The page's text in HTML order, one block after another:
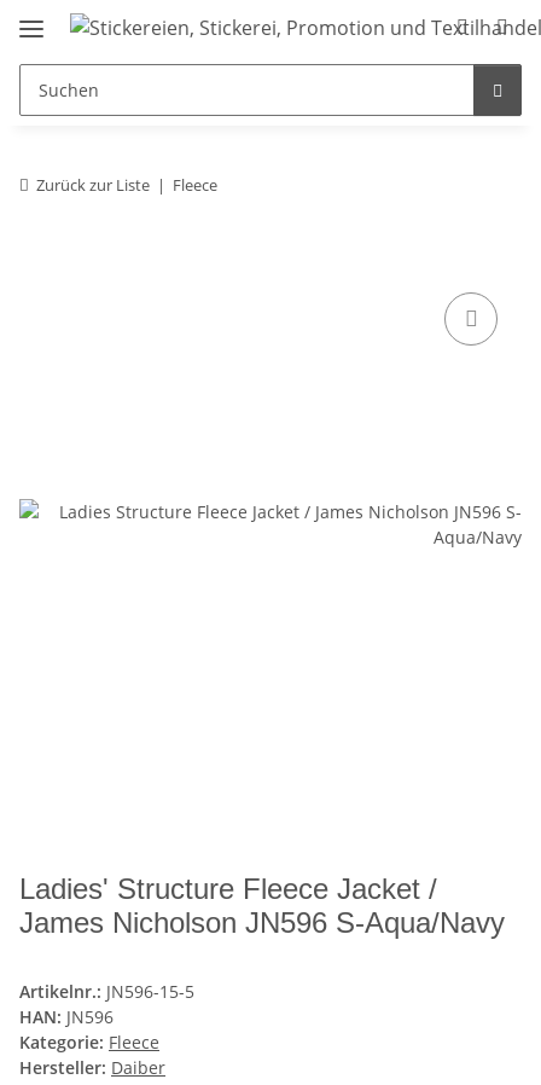
Zurück zur Liste Fleece
Ladies' Structure Fleece Jacket /
James Nicholson JN596 S-Aqua/Navy
Artikelnr.: JN596-15-5
HAN: JN596
Kategorie: Fleece
Hersteller: Daiber